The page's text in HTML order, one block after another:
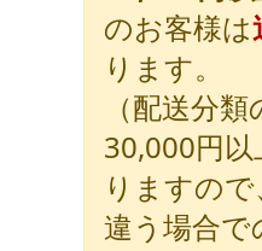
のお客様は
ります。
（配送分
30,000円
りますの
違う場合